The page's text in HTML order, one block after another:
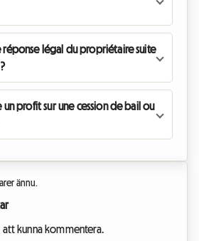
légal du propriétaire suite
un profit sur une cession de bail ou
ännu.
kunna kommentera.